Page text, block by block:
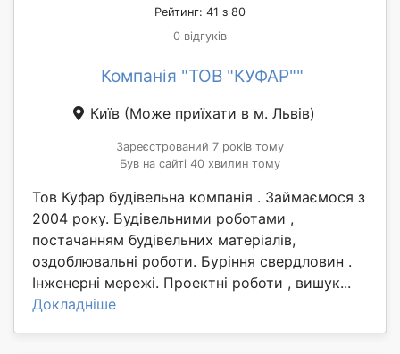
Рейтинг: 41 з 80
0 відгуків
Компанія "ТОВ "КУФАР""
Київ (Може приїхати в м. Львів)
Зареєстрований 7 років тому
Був на сайті 40 хвилин тому
Тов Куфар будівельна компанія . Займаємося з
2004 року. Будівельними роботами ,
постачанням будівельних матеріалів,
оздоблювальні роботи. Буріння свердловин .
Інженерні мережі. Проектні роботи , вишук...
Докладніше